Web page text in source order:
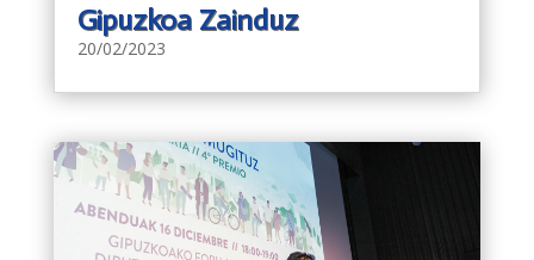
Gipuzkoa Zainduz
20/02/2023